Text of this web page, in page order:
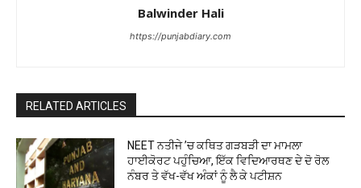
Balwinder Hali
https://punjabdiary.com
RELATED ARTICLES
NEET ਨਤੀਜੇ ’ਚ ਕਥਿਤ ਗੜਬੜੀ ਦਾ ਮਾਮਲਾ
ਹਾਈਕੋਰਟ ਪਹੁੰਚਿਆ, ਇੱਕ ਵਿਦਿਆਰਥਣ ਦੇ ਦੋ ਰੋਲ
ਨੰਬਰ ਤੇ ਵੱਖ-ਵੱਖ ਅੰਕਾਂ ਨੂੰ ਲੈ ਕੇ ਪਟੀਸ਼ਨ